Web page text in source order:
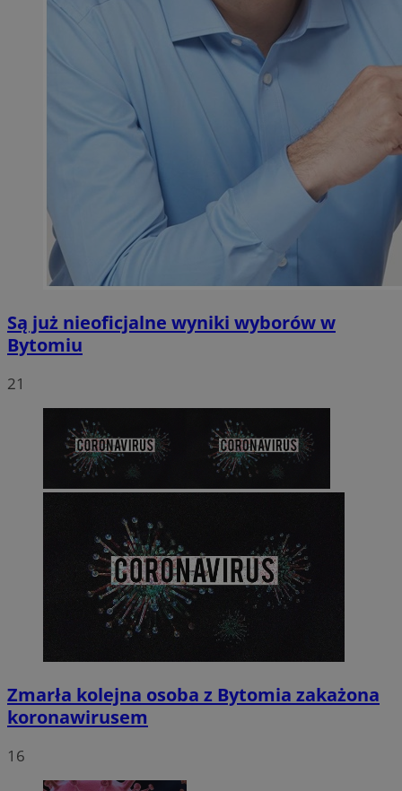
Są już nieoficjalne wyniki wyborów w
Bytomiu
21
Zmarła kolejna osoba z Bytomia zakażona
koronawirusem
16